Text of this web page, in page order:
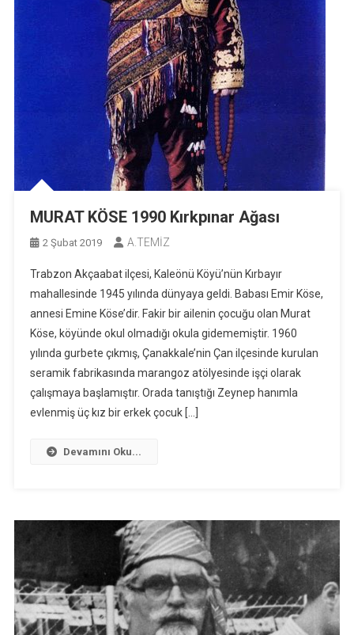
MURAT KÖSE 1990 Kırkpınar Ağası
2 Şubat 2019 A.TEMİZ
Trabzon Akçaabat ilçesi, Kaleönü Köyü’nün Kırbayır
mahallesinde 1945 yılında dünyaya geldi. Babası Emir Köse,
annesi Emine Köse’dir. Fakir bir ailenin çocuğu olan Murat
Köse, köyünde okul olmadığı okula gidememiştir. 1960
yılında gurbete çıkmış, Çanakkale’nin Çan ilçesinde kurulan
seramik fabrikasında marangoz atölyesinde işçi olarak
çalışmaya başlamıştır. Orada tanıştığı Zeynep hanımla
evlenmiş üç kız bir erkek çocuk […]
Devamını Oku...